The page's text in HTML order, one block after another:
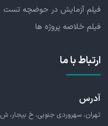
فیلم آزمایش در حوضچه تست
فیلم خلاصه پروژه ها
ارتباط با ما
آدرس
تهران، سهروردی جنوبی، خ بیجار، ش۱۰، واحد۵